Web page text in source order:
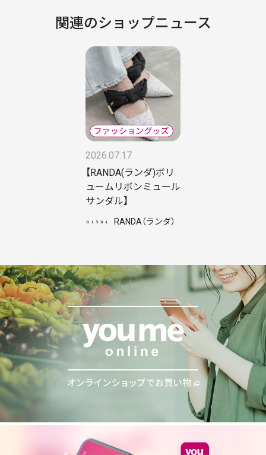
関連のショップニュース
2026.07.17
【RANDA(ランダ)ボリ
ュームリボンミュール
サンダル】
RANDA（ランダ）